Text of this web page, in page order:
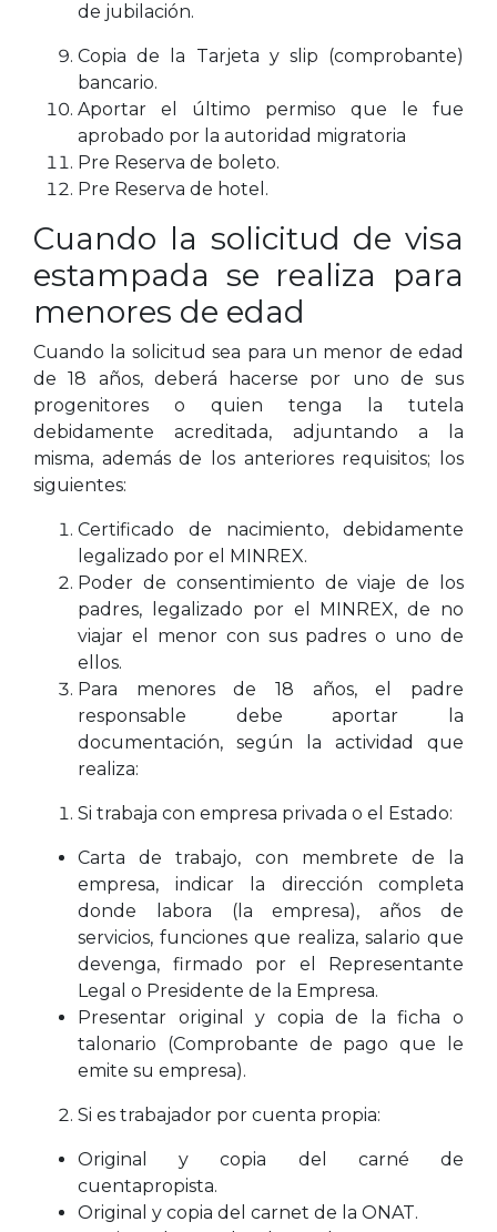
de jubilación.
Copia de la Tarjeta y slip (comprobante)
bancario.
Aportar el último permiso que le fue
aprobado por la autoridad migratoria
Pre Reserva de boleto.
Pre Reserva de hotel.
Cuando la solicitud de visa
estampada se realiza para
menores de edad
Cuando la solicitud sea para un menor de edad
de 18 años, deberá hacerse por uno de sus
progenitores o quien tenga la tutela
debidamente acreditada, adjuntando a la
misma, además de los anteriores requisitos; los
siguientes:
Certificado de nacimiento, debidamente
legalizado por el MINREX.
Poder de consentimiento de viaje de los
padres, legalizado por el MINREX, de no
viajar el menor con sus padres o uno de
ellos.
Para menores de 18 años, el padre
responsable debe aportar la
documentación, según la actividad que
realiza:
Si trabaja con empresa privada o el Estado:
Carta de trabajo, con membrete de la
empresa, indicar la dirección completa
donde labora (la empresa), años de
servicios, funciones que realiza, salario que
devenga, firmado por el Representante
Legal o Presidente de la Empresa.
Presentar original y copia de la ficha o
talonario (Comprobante de pago que le
emite su empresa).
Si es trabajador por cuenta propia:
Original y copia del carné de
cuentapropista.
Original y copia del carnet de la ONAT.